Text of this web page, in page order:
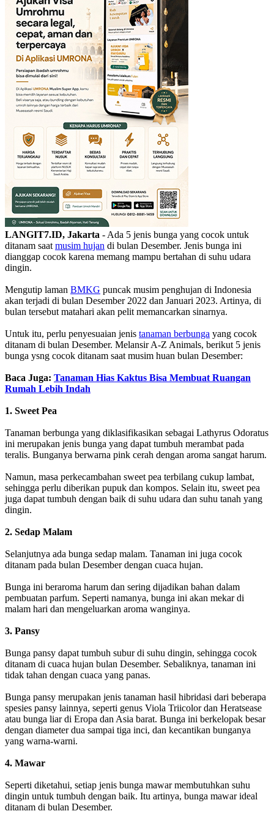
LANGIT7.ID, Jakarta - Ada 5 jenis bunga yang cocok untuk
ditanam saat musim hujan di bulan Desember. Jenis bunga ini
dianggap cocok karena memang mampu bertahan di suhu udara
dingin.
Mengutip laman BMKG puncak musim penghujan di Indonesia
akan terjadi di bulan Desember 2022 dan Januari 2023. Artinya, di
bulan tersebut matahari akan pelit memancarkan sinarnya.
Untuk itu, perlu penyesuaian jenis tanaman berbunga yang cocok
ditanam di bulan Desember. Melansir A-Z Animals, berikut 5 jenis
bunga ysng cocok ditanam saat musim huan bulan Desember:
Baca Juga: Tanaman Hias Kaktus Bisa Membuat Ruangan
Rumah Lebih Indah
1. Sweet Pea
Tanaman berbunga yang diklasifikasikan sebagai Lathyrus Odoratus
ini merupakan jenis bunga yang dapat tumbuh merambat pada
teralis. Bunganya berwarna pink cerah dengan aroma sangat harum.
Namun, masa perkecambahan sweet pea terbilang cukup lambat,
sehingga perlu diberikan pupuk dan kompos. Selain itu, sweet pea
juga dapat tumbuh dengan baik di suhu udara dan suhu tanah yang
dingin.
2. Sedap Malam
Selanjutnya ada bunga sedap malam. Tanaman ini juga cocok
ditanam pada bulan Desember dengan cuaca hujan.
Bunga ini beraroma harum dan sering dijadikan bahan dalam
pembuatan parfum. Seperti namanya, bunga ini akan mekar di
malam hari dan mengeluarkan aroma wanginya.
3. Pansy
Bunga pansy dapat tumbuh subur di suhu dingin, sehingga cocok
ditanam di cuaca hujan bulan Desember. Sebaliknya, tanaman ini
tidak tahan dengan cuaca yang panas.
Bunga pansy merupakan jenis tanaman hasil hibridasi dari beberapa
spesies pansy lainnya, seperti genus Viola Triicolor dan Heratsease
atau bunga liar di Eropa dan Asia barat. Bunga ini berkelopak besar
dengan diameter dua sampai tiga inci, dan kecantikan bunganya
yang warna-warni.
4. Mawar
Seperti diketahui, setiap jenis bunga mawar membutuhkan suhu
dingin untuk tumbuh dengan baik. Itu artinya, bunga mawar ideal
ditanam di bulan Desember.